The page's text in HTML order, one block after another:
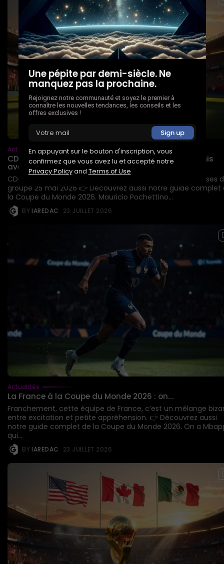
Actualités
CDM 2026 : Pochettino dévoile la liste des États-Unis
avec...
CDM 2026 : Pochettino dévoile sa liste USMNT – Les surprises
groupe 25 mai 2026 👉 Découvrez aussi notre guide complet
la Coupe du Monde 2026. Mauricio Pochettino...
BY IAREDAC 23 JUILLET 2026
Actualités
La France à la Coupe du Monde 2026 : on...
Franchement, cette équipe de France, c’est un mélange
entre excitation et petite appréhension. 👉 Découvrez aussi
notre guide complet de la Coupe du Monde 2026. On a
qui...
BY IAREDAC 23 JUILLET 2026
Une pépite par demi-siècle. Ne
manquez pas la prochaine.
Rejoignez notre communauté et soyez le premier à
connaître les nouvelles tendances, les conseils et les
offres exclusives !
En appuyant sur le bouton d'inscription, vous
confirmez que vous avez lu et accepté notre
Privacy Policyand Terms of Use